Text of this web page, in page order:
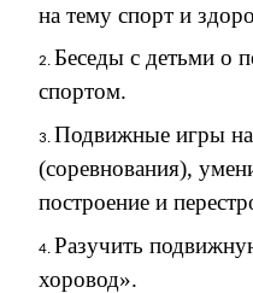
на тему спорт и
Беседы с детьми о
спортом.
Подвижные игры
(соревнования),
построение и
Разучить
хоровод».